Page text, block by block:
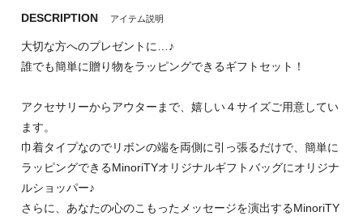
DESCRIPTION アイテム説明
大切な方へのプレゼントに…♪
誰でも簡単に贈り物をラッピングできるギフトセット！
アクセサリーからアウターまで、嬉しい４サイズご用意してい
ます。
巾着タイプなのでリボンの端を両側に引っ張るだけで、簡単に
ラッピングできるMinoriTYオリジナルギフトバッグにオリジナ
ルショッパー♪
さらに、あなたの心のこもったメッセージを演出するMinoriTY